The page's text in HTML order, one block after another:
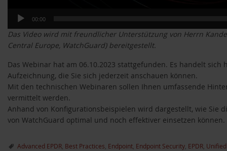
00:00
Das Video wird mit freundlicher Unterstützung von Herrn
Central Europe, WatchGuard) bereitgestellt.
Das Webinar hat am 06.10.2023 stattgefunden. Es handelt sich
Aufzeichnung, die Sie sich jederzeit anschauen können.
Mit den technischen Webinaren sollen Ihnen umfassende
vermittelt werden.
Anhand von Konfigurationsbeispielen wird dargestellt, wie Sie
von WatchGuard optimal und noch effektiver einsetzen können.
Advanced EPDR Best Practices Endpoint Endpoint Security EPDR